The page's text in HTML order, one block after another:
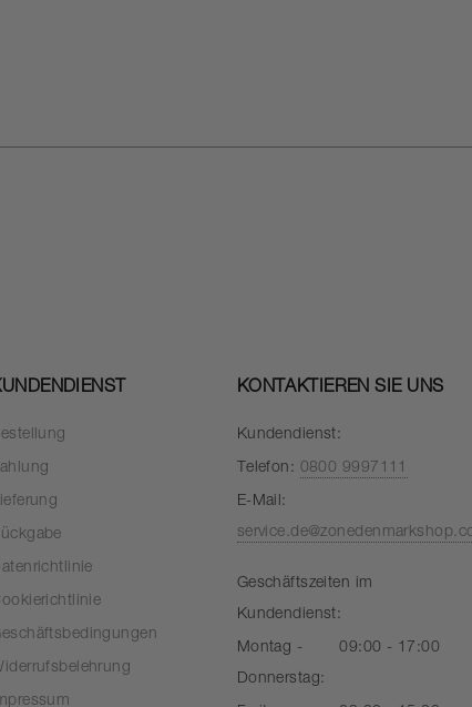
KONTAKTIEREN SIE UNS
Kundendienst:
Telefon: 0800 9997111
E-Mail:
Geschäftszeiten im
Kundendienst:
Montag -
Donnerstag:
09:00 - 17:00